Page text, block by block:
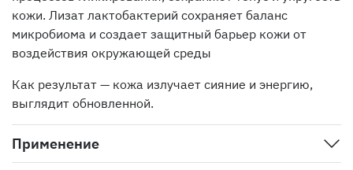
кожи. Лизат лактобактерий сохраняет баланс
микробиома и создает защитный барьер кожи от
воздействия окружающей среды
Как результат — кожа излучает сияние и энергию,
выглядит обновленной.
Применение